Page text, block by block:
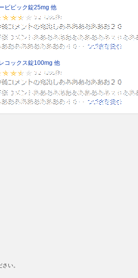
ビビック錠25mg 他
コックス錠100mg 他
い。